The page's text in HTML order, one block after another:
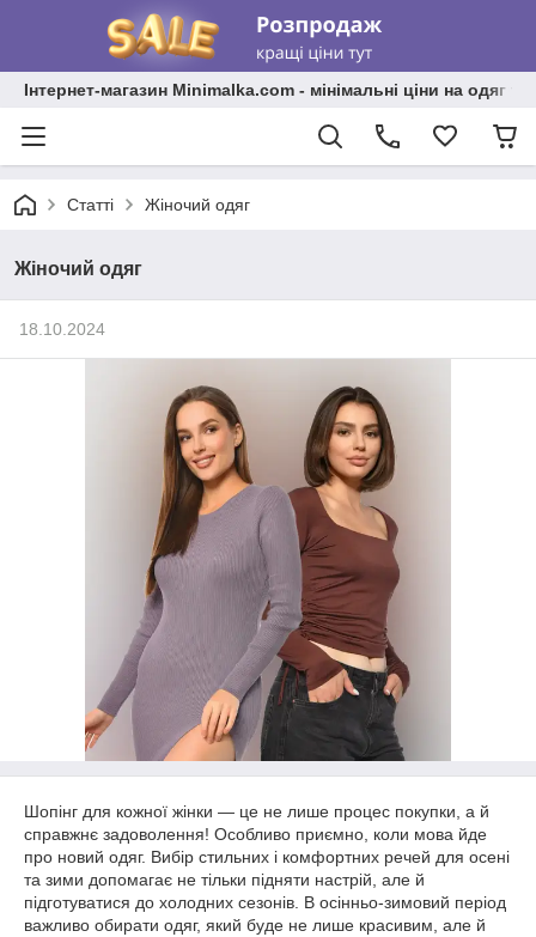
Інтернет-магазин Minimalka.com - мінімальні ціни на одяг
Статті Жіночий одяг
Жіночий одяг
18.10.2024
Шопінг для кожної жінки — це не лише процес покупки, а й
справжнє задоволення! Особливо приємно, коли мова йде
про новий одяг. Вибір стильних і комфортних речей для осені
та зими допомагає не тільки підняти настрій, але й
підготуватися до холодних сезонів. В осінньо-зимовий період
важливо обирати одяг, який буде не лише красивим, але й